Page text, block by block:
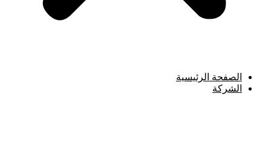
الصفحة الرئيسية
الشركة